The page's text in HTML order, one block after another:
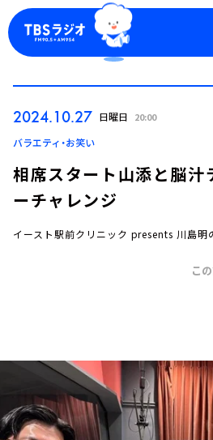
ログイン
お知らせ
イベント・グッズ
YouTube
会社情報
2024.10.27 日曜日 20:00
バラエティ・お笑い
相席スタート山添と脳汁
ーチャレンジ
イースト駅前クリニック presents 川島明
こ